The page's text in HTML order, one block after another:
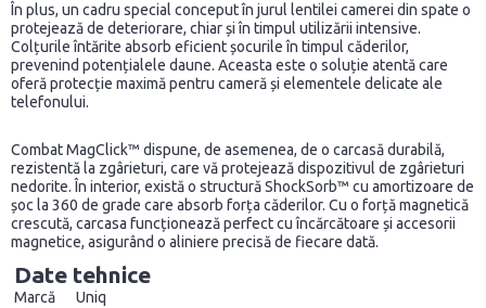
În plus, un cadru special conceput în jurul lentilei camerei din spate o
protejează de deteriorare, chiar și în timpul utilizării intensive.
Colțurile întărite absorb eficient șocurile în timpul căderilor,
prevenind potențialele daune. Aceasta este o soluție atentă care
oferă protecție maximă pentru cameră și elementele delicate ale
telefonului.
Combat MagClick™ dispune, de asemenea, de o carcasă durabilă,
rezistentă la zgârieturi, care vă protejează dispozitivul de zgârieturi
nedorite. În interior, există o structură ShockSorb™ cu amortizoare de
șoc la 360 de grade care absorb forța căderilor. Cu o forță magnetică
crescută, carcasa funcționează perfect cu încărcătoare și accesorii
magnetice, asigurând o aliniere precisă de fiecare dată.
Date tehnice
Marcă
Uniq